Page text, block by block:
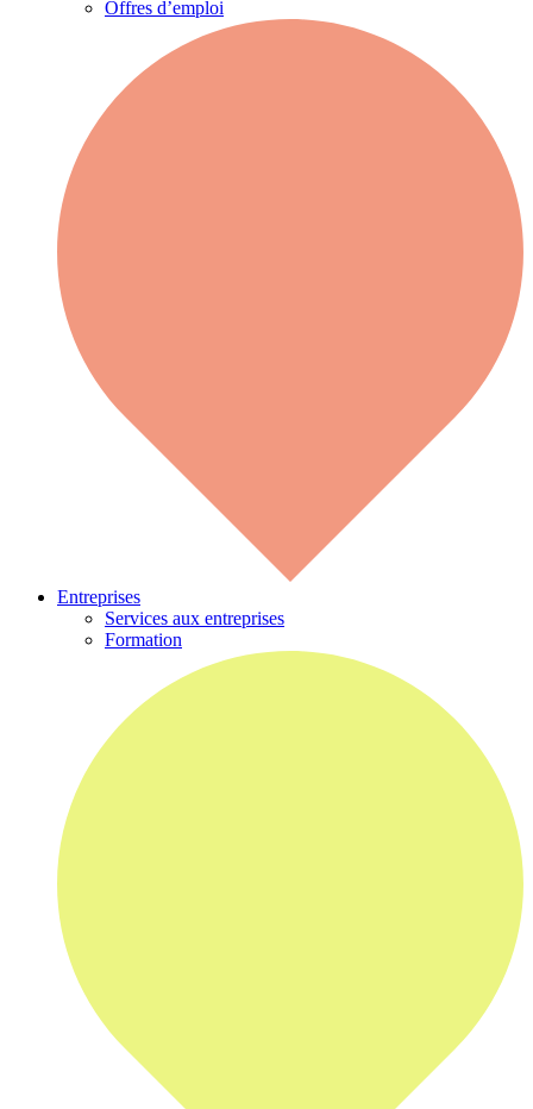
Offres d’emploi
Entreprises
Services aux entreprises
Formation